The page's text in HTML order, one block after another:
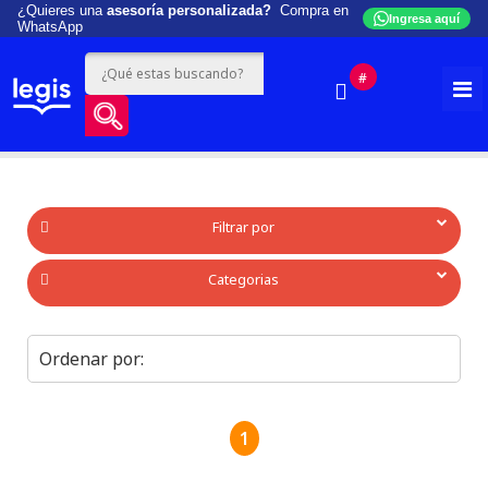
¿Quieres una asesoría personalizada? Compra en
WhatsApp
Ingresa aquí
#
Filtrar por
Categorias
1